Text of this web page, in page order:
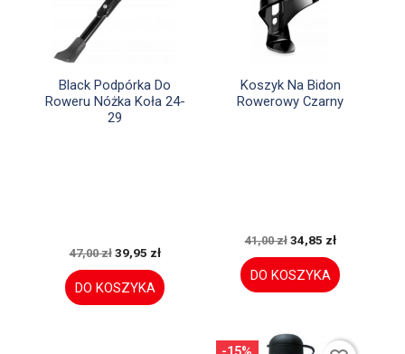
Szybki podgląd
Black Podpórka Do
Roweru Nóżka Koła 24-
29
47,00 zł 39,95 zł
DO KOSZYKA
Szybki podgląd
Koszyk Na Bidon
Rowerowy Czarny
41,00 zł 34,85 zł
DO KOSZYKA